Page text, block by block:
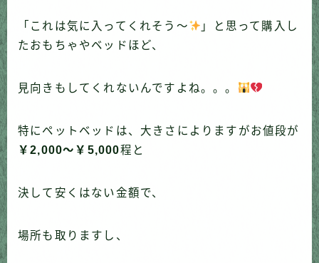
「これは気に入ってくれそう〜
」と思って購入し
たおもちゃやベッドほど、
見向きもしてくれないんですよね。。。
特にペットベッドは、大きさによりますがお値段が
￥2,000〜￥5,000程と
決して安くはない金額で、
場所も取りますし、